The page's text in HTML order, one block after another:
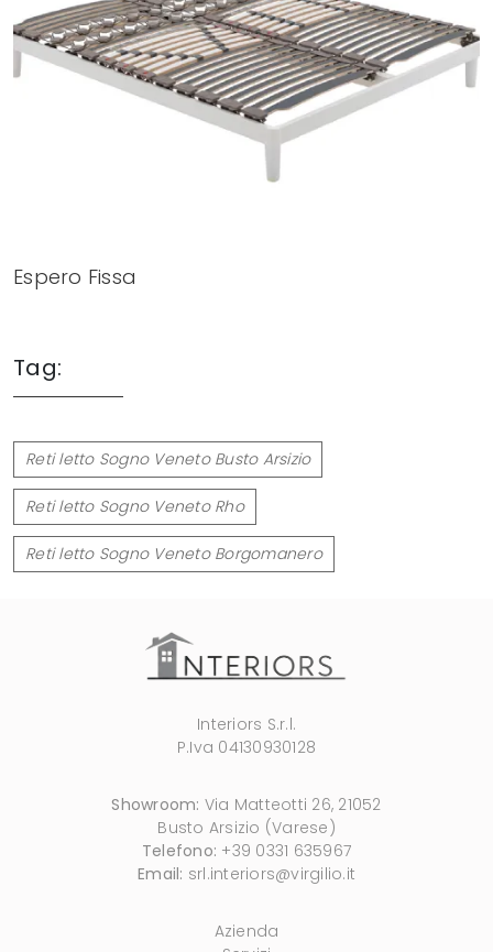
Espero Fissa
Tag:
Reti letto Sogno Veneto Busto Arsizio
Reti letto Sogno Veneto Rho
Reti letto Sogno Veneto Borgomanero
Interiors S.r.l.
P.Iva 04130930128
Showroom: Via Matteotti 26, 21052
Busto Arsizio (Varese)
Telefono: +39 0331 635967
Email: srl.interiors@virgilio.it
Azienda